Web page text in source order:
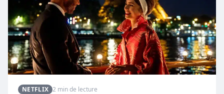
NETFLIX 2 min de lecture